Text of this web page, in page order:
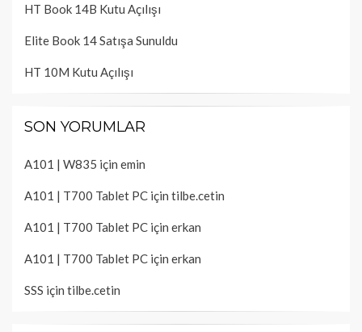
HT Book 14B Kutu Açılışı
Elite Book 14 Satışa Sunuldu
HT 10M Kutu Açılışı
SON YORUMLAR
A101 | W835 için emin
A101 | T700 Tablet PC için tilbe.cetin
A101 | T700 Tablet PC için erkan
A101 | T700 Tablet PC için erkan
SSS için tilbe.cetin